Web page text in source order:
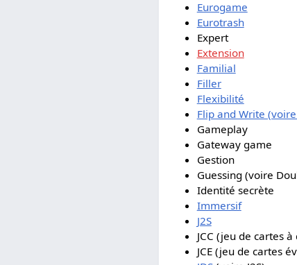
Eurogame
Eurotrash
Expert
Extension
Familial
Filler
Flexibilité
Flip and Write
Gameplay
Gateway game
Gestion
Guessing (voire
Identité secrète
Immersif
J2S
JCC (jeu de cartes
JCE (jeu de cartes